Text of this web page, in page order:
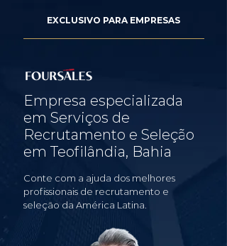
EXCLUSIVO PARA EMPRESAS
Empresa especializada
em Serviços de
Recrutamento e Seleção
em Teofilândia, Bahia
Conte com a ajuda dos melhores
profissionais de recrutamento e
seleção da América Latina.